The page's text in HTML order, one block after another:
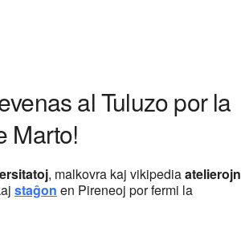
al Tuluzo por la
Marto!
, malkovra kaj vikipediaatelierojn
staĝon en Pireneoj por fermi la